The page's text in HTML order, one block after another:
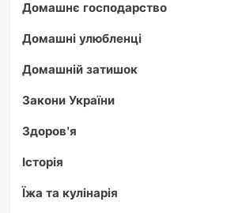
Домашнє господарство
Домашні улюбленці
Домашній затишок
Закони України
Здоров'я
Історія
Їжа та кулінарія